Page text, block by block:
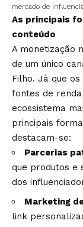
mercado de
As principais
conteúdo
A monetização
de um único
Filho. Já que
fontes de
ecossistema
principais
destacam-se:
Parcerias
que produtos e
dos
Marketing
link